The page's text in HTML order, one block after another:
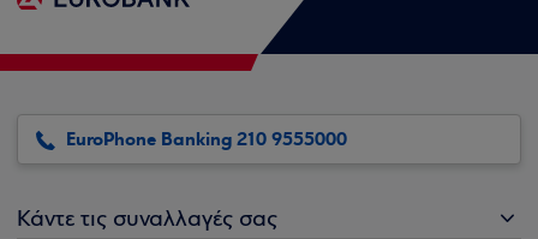
EuroPhone Banking 210 9555000
Κάντε τις συναλλαγές σας